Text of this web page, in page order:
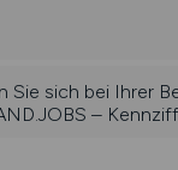
Sie sich bei Ihrer
–